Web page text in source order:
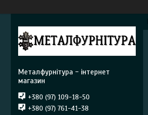
Металфурнітура - інтернет
магазин
+380 (97) 109-18-50
+380 (97) 761-41-38